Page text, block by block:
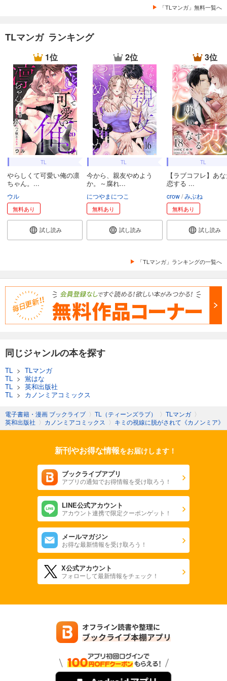
「TLマンガ」無料一覧へ
TLマンガ ランキング
1位
TL
やらしくて可愛い俺の凛
ちゃん。...
ウル
無料あり
試し読み
2位
TL
今から、親友やめよう
か。～腐れ...
につやまにつこ
無料あり
試し読み
3位
TL
【ラブコフレ】あ
恋する ...
crow みぶね
無料あり
試し読み
「TLマンガ」ランキングの一覧へ
同じジャンルの本を探す
TL > TLマンガ
TL > 鴬はな
TL > 英和出版社
TL > カノンミアコミックス
電子書籍・漫画 ブックライブ 〉 TL（ティーンズラブ） 〉 TLマンガ 〉
英和出版社 〉 カノンミアコミックス 〉 キミの視線に脱がされて《カノンミア》
新刊やお得な情報をお届けします！
ブックライブアプリ
アプリの通知でお得情報を受け取ろう！
LINE公式アカウント
アカウント連携で限定クーポンゲット！
メールマガジン
お得な最新情報を受け取ろう！
X公式アカウント
フォローして最新情報をチェック！